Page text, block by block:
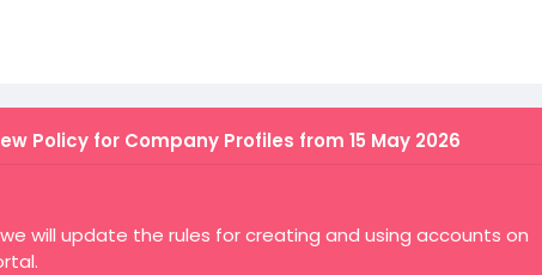
Policy for Company Profiles from 15 May 2026
will update the rules for creating and using accounts on